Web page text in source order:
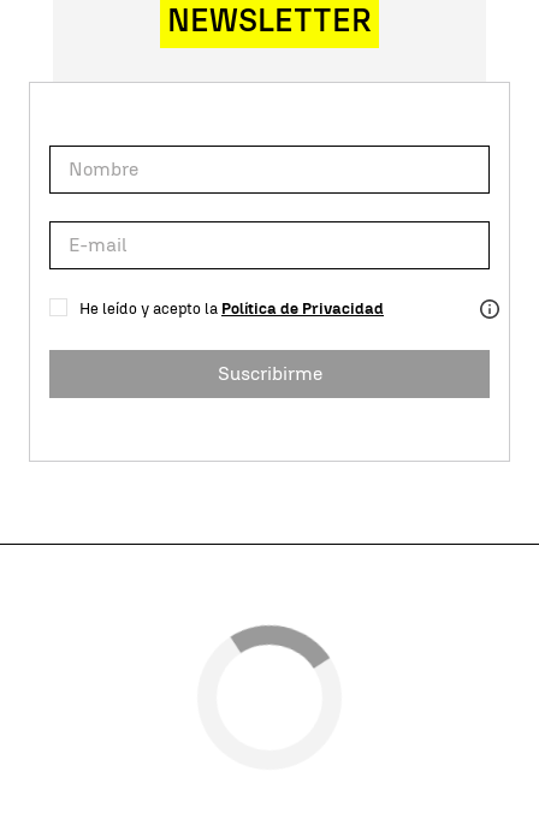
NEWSLETTER
He leído y acepto la Política de Privacidad
Suscribirme